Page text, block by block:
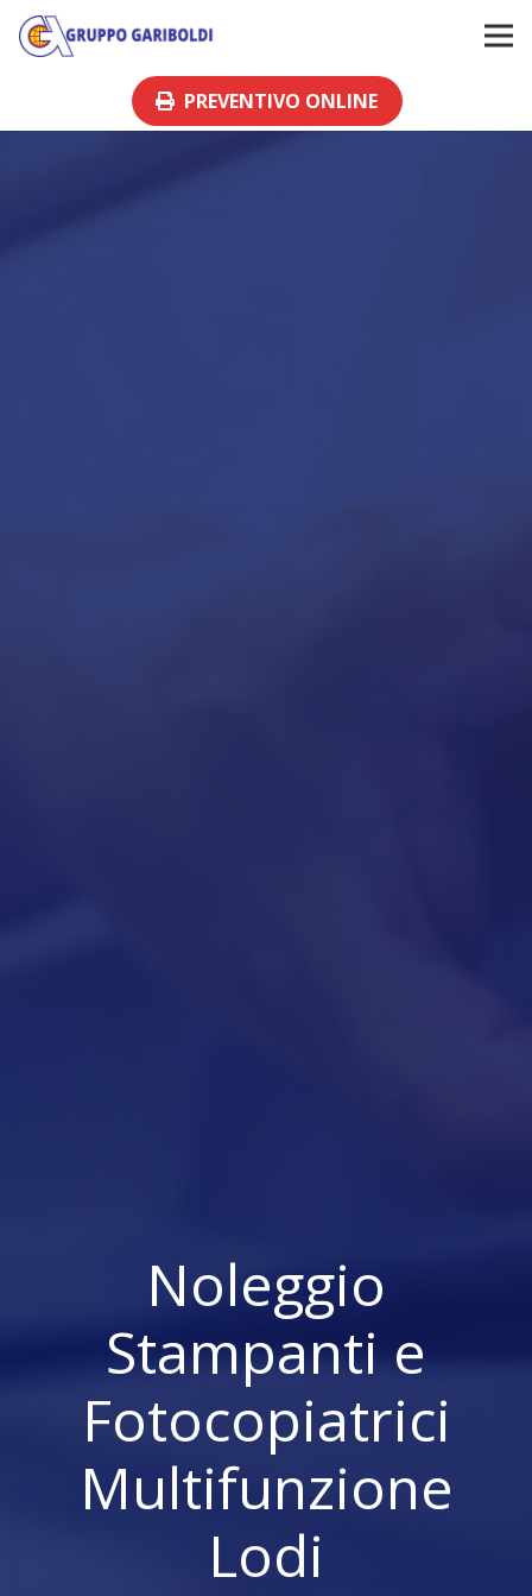
PREVENTIVO ONLINE
Noleggio
Stampanti e
Fotocopiatrici
Multifunzione
Lodi